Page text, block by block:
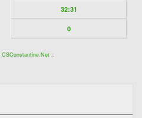
32:31
0
CSConstantine.Net::